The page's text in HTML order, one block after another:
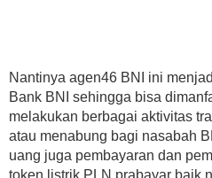
Nantinya agen46 BNI ini
Bank BNI sehingga bisa
melakukan berbagai aktivitas
atau menabung bagi nasabah
uang juga pembayaran dan
token listrik PLN prabayar baik